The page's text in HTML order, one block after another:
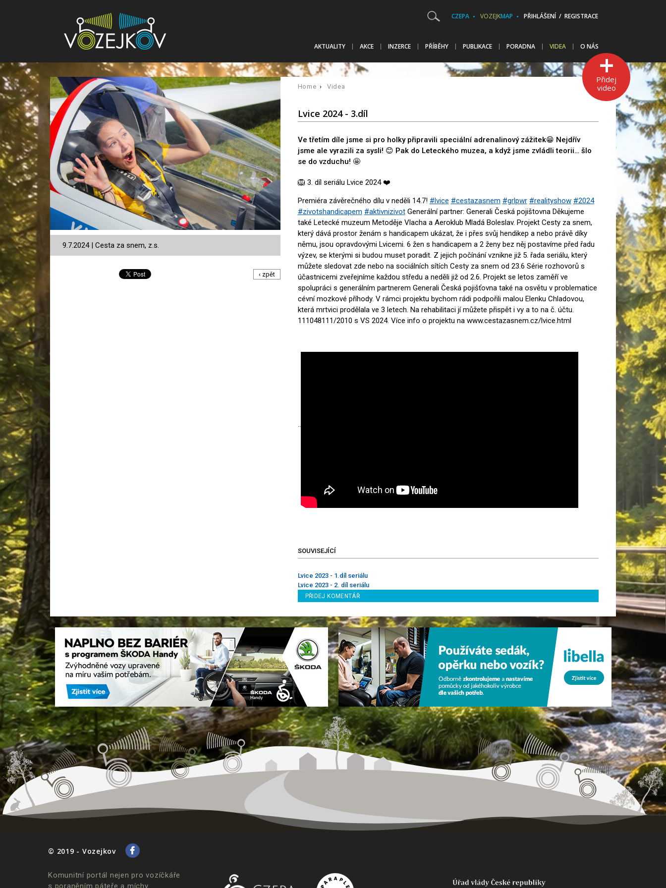
CZEPA VOZEJKMAP PŘIHLÁŠENÍ / REGISTRACE
AKTUALITY AKCE INZERCE PŘÍBĚHY PUBLIKACE PORADNA VIDEA O NÁS
Přidej
video
9.7.2024 | Cesta za snem, z.s.
‹ zpět
Home › Videa
Lvice 2024 - 3.díl
Ve třetím díle jsme si pro holky připravili speciální adrenalinový zážitek😁 Nejdřív
jsme ale vyrazili za sysli! 😊 Pak do Leteckého muzea, a když jsme zvládli teorii… šlo
se do vzduchu! 🤩
🦁 3. díl seriálu Lvice 2024 ❤️
Premiéra závěrečného dílu v neděli 14.7! #lvice #cestazasnem #grlpwr #realityshow #2024
#zivotshandicapem #aktivnizivotGenerální partner: Generali Česká pojištovna Děkujeme
také Letecké muzeum Metoděje Vlacha a Aeroklub Mladá Boleslav. Projekt Cesty za snem,
který dává prostor ženám s handicapem ukázat, že i přes svůj hendikep a nebo právě díky
němu, jsou opravdovými Lvicemi. 6 žen s handicapem a 2 ženy bez něj postavíme před řadu
výzev, se kterými si budou muset poradit. Z jejich počínání vznikne již 5. řada seriálu, který
můžete sledovat zde nebo na sociálních sítích Cesty za snem od 23.6 Série rozhovorů s
účastnicemi zveřejníme každou středu a neděli již od 2.6. Projekt se letos zaměří ve
spolupráci s generálním partnerem Generali Česká pojišťovna také na osvětu v problematice
cévní mozkové příhody. V rámci projektu bychom rádi podpořili malou Elenku Chladovou,
která mrtvici prodělala ve 3 letech. Na rehabilitaci jí můžete přispět i vy a to na č. účtu.
111048111/2010 s VS 2024. Více info o projektu na www.cestazasnem.cz/lvice.html
¨
SOUVISEJÍCÍ
Lvice 2023 - 1.díl seriálu
Lvice 2023 - 2. díl seriálu
PŘIDEJ KOMENTÁŘ
© 2019 - Vozejkov
Komunitní portál nejen pro vozíčkáře
s poraněním páteře a míchy